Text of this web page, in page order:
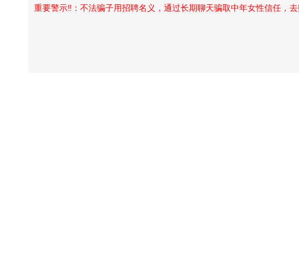
重要警示‼️：不法骗子用招聘名义，通过长期聊天骗取中年女性信任，